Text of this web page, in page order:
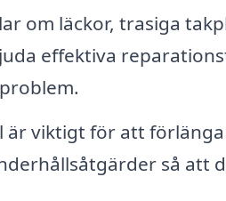
om läckor, trasiga
effektiva
är viktigt för att
så att